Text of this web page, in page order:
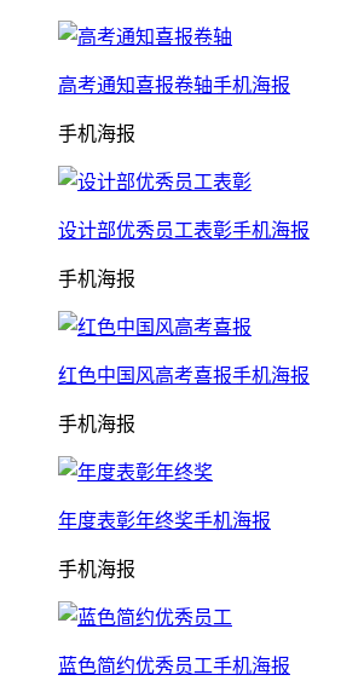
高考通知喜报卷轴手机海报
手机海报
设计部优秀员工表彰手机海报
手机海报
红色中国风高考喜报手机海报
手机海报
年度表彰年终奖手机海报
手机海报
蓝色简约优秀员工手机海报